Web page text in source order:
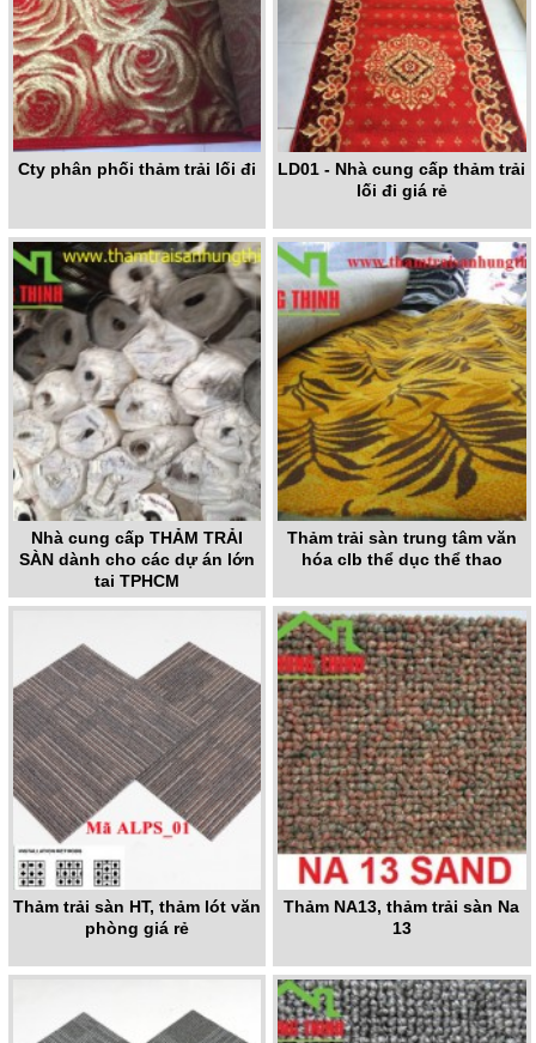
Cty phân phối thảm trải lối đi
LD01 - Nhà cung cấp thảm trải
lối đi giá rẻ
Nhà cung cấp THẢM TRẢI
SÀN dành cho các dự án lớn
tại TPHCM
Thảm trải sàn trung tâm văn
hóa clb thể dục thể thao
Thảm trải sàn HT, thảm lót văn
phòng giá rẻ
Thảm NA13, thảm trải sàn Na
13